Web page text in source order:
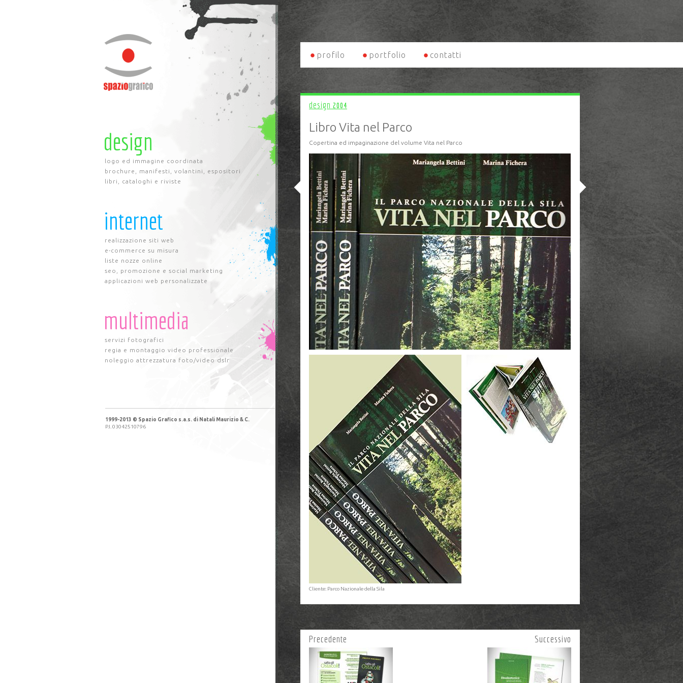
design
logo ed immagine coordinata
brochure, manifesti, volantini, espositori
libri, cataloghi e riviste
internet
realizzazione siti web
e-commerce su misura
liste nozze online
seo, promozione e social marketing
applicazioni web personalizzate
multimedia
servizi fotografici
regia e montaggio video professionale
noleggio attrezzatura foto/video dslr
1999-2013 © Spazio Grafico s.a.s. di Natali Maurizio & C.
P.I. 03042510796
profilo portfolio contatti
design 2004
Libro Vita nel Parco
Copertina ed impaginazione del volume Vita nel Parco
Cliente: Parco Nazionale della Sila
Successivo
Precedente